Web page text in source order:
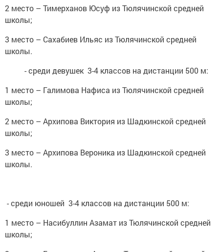
2 место – Тимерханов Юсуф из Тюлячинской средней
школы;
3 место – Сахабиев Ильяс из Тюлячинской средней
школы.
- среди девушек 3-4 классов на дистанции 500 м:
1 место – Галимова Нафиса из Тюлячинской средней
школы;
2 место – Архипова Виктория из Шадкинской средней
школы;
3 место – Архипова Вероника из Шадкинской средней
школы.
- среди юношей 3-4 классов на дистанции 500 м:
1 место – Насибуллин Азамат из Тюлячинской средней
школы;